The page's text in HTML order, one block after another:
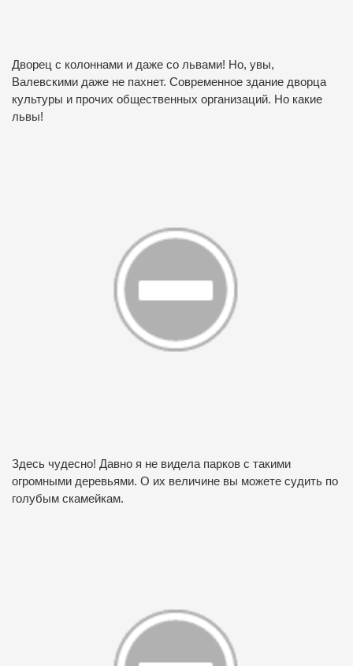
Дворец с колоннами и даже со львами! Но, увы,
Валевскими даже не пахнет. Современное здание дворца
культуры и прочих общественных организаций. Но какие
львы!
Здесь чудесно! Давно я не видела парков с такими
огромными деревьями. О их величине вы можете судить по
голубым скамейкам.